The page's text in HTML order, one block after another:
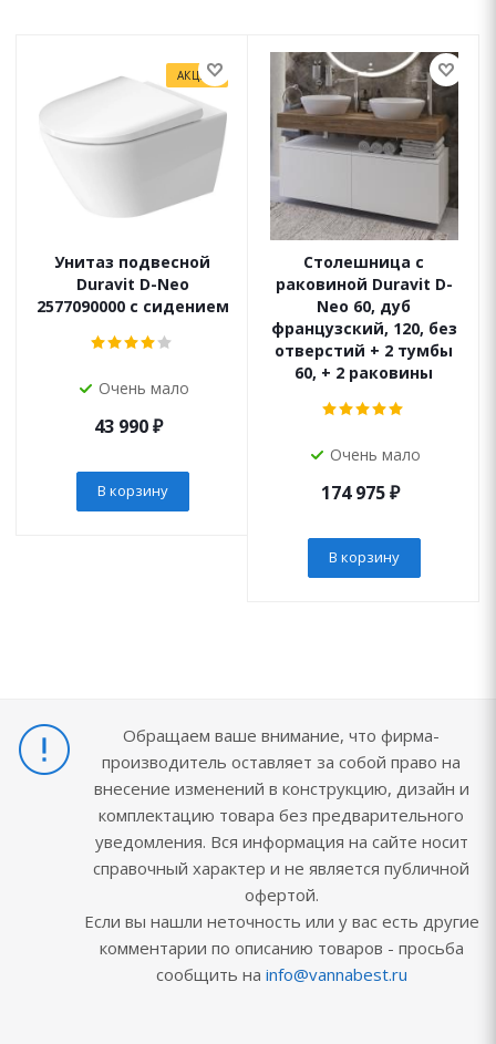
АКЦИЯ
Унитаз подвесной
Duravit D-Neo
2577090000 с сидением
Очень мало
43 990₽
В корзину
Столешница с
раковиной Duravit D-
Neo 60, дуб
французский, 120, без
отверстий + 2 тумбы
60, + 2 раковины
Очень мало
174 975₽
В корзину
Обращаем ваше внимание, что фирма-
производитель оставляет за собой право на
внесение изменений в конструкцию, дизайн и
комплектацию товара без предварительного
уведомления. Вся информация на сайте носит
справочный характер и не является публичной
офертой.
Если вы нашли неточность или у вас есть другие
комментарии по описанию товаров - просьба
сообщить на info@vannabest.ru